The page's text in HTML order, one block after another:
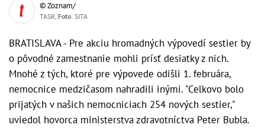
© Zoznam/
TASR, Foto: SITA
BRATISLAVA - Pre akciu hromadných výpovedí sestier by
o pôvodné zamestnanie mohli prísť desiatky z nich.
Mnohé z tých, ktoré pre výpovede odišli 1. februára,
nemocnice medzičasom nahradili inými. "Celkovo bolo
prijatých v našich nemocniciach 254 nových sestier,"
uviedol hovorca ministerstva zdravotníctva Peter Bubla.